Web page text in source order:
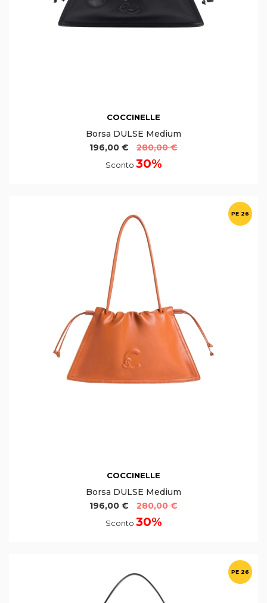
COCCINELLE
Borsa DULSE Medium
196,00 €
280,00 €
Sconto 30%
PE 26
COCCINELLE
Borsa DULSE Medium
196,00 €
280,00 €
Sconto 30%
PE 26